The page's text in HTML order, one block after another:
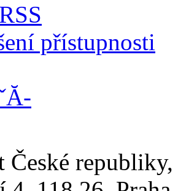
přístupnosti
České